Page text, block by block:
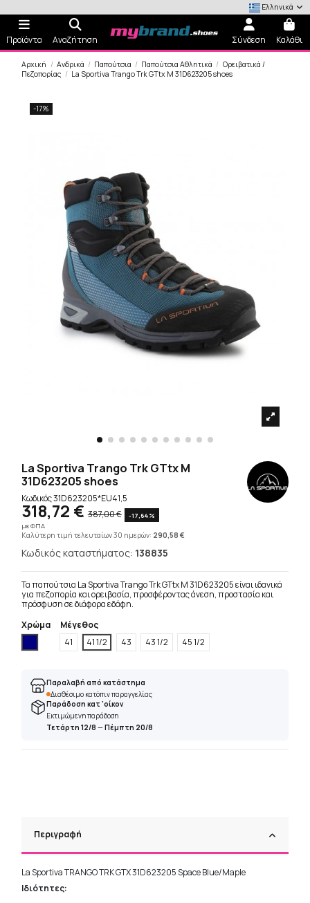
Ελληνικά
Προϊόντα Αναζήτηση Σύνδεση Καλάθι
Αρχική Ανδρικά Παπούτσια Παπούτσια Αθλητικά
Ορειβατικά /
Πεζοπορίας
La Sportiva Trango Trk GTtx M 31D623205 shoes
-17%
La Sportiva Trango Trk GTtx M
31D623205 shoes
Κωδικός31D623205*EU41,5
318,72 € 387,00 €
-17,64%
με ΦΠΑ
Καλύτερη τιμή τελευταίων 30 ημερών: 290,58 €
Κωδικός καταστήματος: 138835
Τα παπούτσια La Sportiva Trango Trk GTtx M 31D623205 είναι ιδανικά
για πεζοπορία και ορειβασία, προσφέροντας άνεση, προστασία και
πρόσφυση σε διάφορα εδάφη.
Χρώμα
Μέγεθος
41
41 1/2 43 43 1/2 45 1/2
Παραλαβή από κατάστημα
Διαθέσιμο κατόπιν παραγγελίας
Παράδοση κατ 'οίκον
Εκτιμώμενη παράδοση
Τετάρτη 12/8 —Πέμπτη 20/8
Περιγραφή
La Sportiva TRANGO TRK GTX 31D623205 Space Blue/Maple
Ιδιότητες: